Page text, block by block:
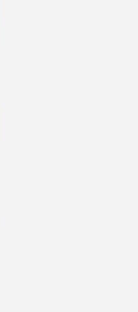
erneuert das
Sternen am